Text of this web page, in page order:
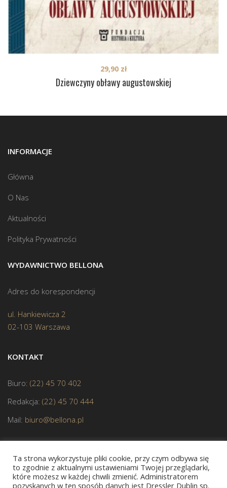
Dziewczyny obławy augustowskiej
29,90 zł
INFORMACJE
Główna
O Nas
Aktualności
Polityka Prywatności
WYDAWNICTWO BELLONA
Adres do korespondencji
ul. Hankiewicza 2
02-103 Warszawa
KONTAKT
Biuro: (22) 45 70 402
Redakcja: (22) 45 70 444
Mail: biuro@bellona.pl
Ta strona wykorzystuje pliki cookie, przy czym odbywa się
to zgodnie z aktualnymi ustawieniami Twojej przeglądarki,
które możesz w każdej chwili zmienić. Administratorem
pozyskanych w ten sposób danych jest Dressler Dublin sp.